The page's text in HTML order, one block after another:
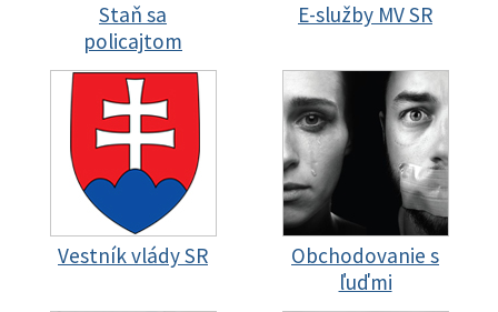
Staň sa
policajtom
E-služby MV SR
Vestník vlády SR
Obchodovanie s
ľuďmi